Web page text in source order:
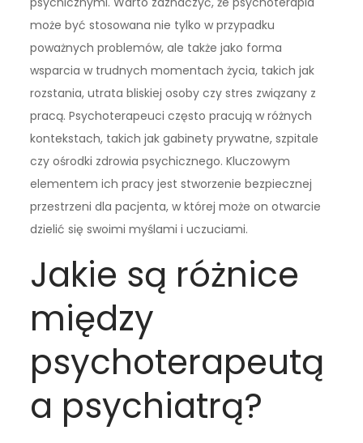
może być stosowana nie tylko w przypadku
poważnych problemów, ale także jako forma
wsparcia w trudnych momentach życia, takich jak
rozstania, utrata bliskiej osoby czy stres związany z
pracą. Psychoterapeuci często pracują w różnych
kontekstach, takich jak gabinety prywatne, szpitale
czy ośrodki zdrowia psychicznego. Kluczowym
elementem ich pracy jest stworzenie bezpiecznej
przestrzeni dla pacjenta, w której może on otwarcie
dzielić się swoimi myślami i uczuciami.
Jakie są różnice
między
psychoterapeutą
a psychiatrą?